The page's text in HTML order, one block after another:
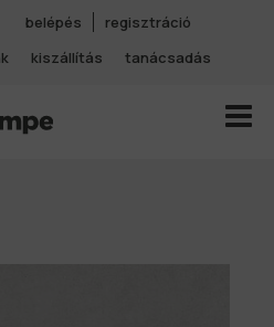
belépés
regisztráció
kiszállítás tanácsadás